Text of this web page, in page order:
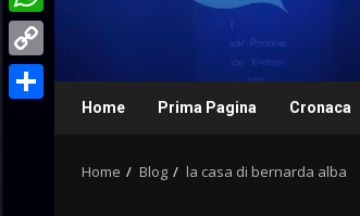
Home Prima Pagina Cronaca
Home Blog la casa di bernarda alba
WhatsApp
Copy